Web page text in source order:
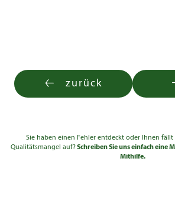
zurück
Sie haben einen Fehler entdeckt oder Ihnen
Qualitätsmangel auf?Schreiben Sie uns einfach eine
Mithilfe.